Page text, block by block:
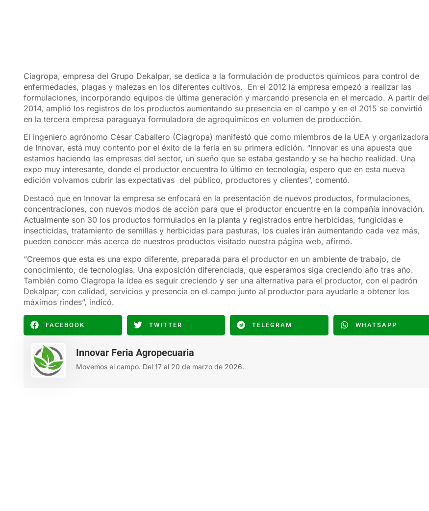
Ciagropa, empresa del Grupo Dekalpar, se dedica a la formulación de productos químicos para control de
enfermedades, plagas y malezas en los diferentes cultivos. En el 2012 la empresa empezó a realizar las
formulaciones, incorporando equipos de última generación y marcando presencia en el mercado. A partir del
2014, amplió los registros de los productos aumentando su presencia en el campo y en el 2015 se convirtió
en la tercera empresa paraguaya formuladora de agroquímicos en volumen de producción.
El ingeniero agrónomo César Caballero (Ciagropa) manifestó que como miembros de la UEA y organizadora
de Innovar, está muy contento por el éxito de la feria en su primera edición. “Innovar es una apuesta que
estamos haciendo las empresas del sector, un sueño que se estaba gestando y se ha hecho realidad. Una
expo muy interesante, donde el productor encuentra lo último en tecnología, espero que en esta nueva
edición volvamos cubrir las expectativas del público, productores y clientes”, comentó.
Destacó que en Innovar la empresa se enfocará en la presentación de nuevos productos, formulaciones,
concentraciones, con nuevos modos de acción para que el productor encuentre en la compañía innovación.
Actualmente son 30 los productos formulados en la planta y registrados entre herbicidas, fungicidas e
insecticidas, tratamiento de semillas y herbicidas para pasturas, los cuales irán aumentando cada vez más,
pueden conocer más acerca de nuestros productos visitado nuestra página web, afirmó.
“Creemos que esta es una expo diferente, preparada para el productor en un ambiente de trabajo, de
conocimiento, de tecnologías. Una exposición diferenciada, que esperamos siga creciendo año tras año.
También como Ciagropa la idea es seguir creciendo y ser una alternativa para el productor, con el padrón
Dekalpar; con calidad, servicios y presencia en el campo junto al productor para ayudarle a obtener los
máximos rindes”, indicó.
FACEBOOK TWITTER TELEGRAM WHATSAPP
Innovar Feria Agropecuaria
Movemos el campo. Del 17 al 20 de marzo de 2026.